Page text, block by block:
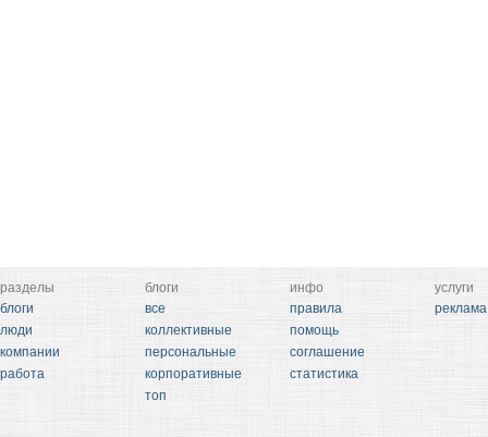
разделы
блоги
люди
компании
работа
блоги
все
коллективные
персональные
корпоративные
топ
инфо
правила
помощь
соглашение
статистика
услуги
реклама